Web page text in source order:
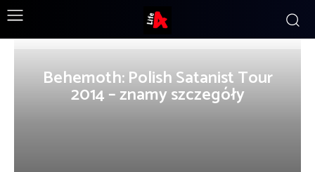
Behemoth: Polish Satanist Tour
2014 – znamy szczegóły